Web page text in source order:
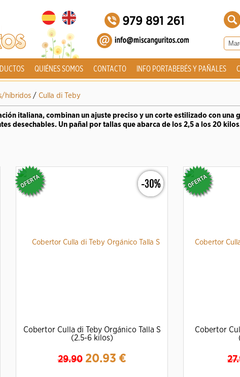
QUIÉNES SOMOS CONTACTO INFO PORTABEBÉS Y PAÑALES
híbridos / Culla di Teby
italiana, combinan un ajuste preciso y un corte estilizado con una
desechables. Un pañal por tallas que abarca de los 2,5 a los 20
-30%
Cobertor Culla di Teby Orgánico Talla S
(2.5-6 kilos)
29.90 20.93 €
Cobertor